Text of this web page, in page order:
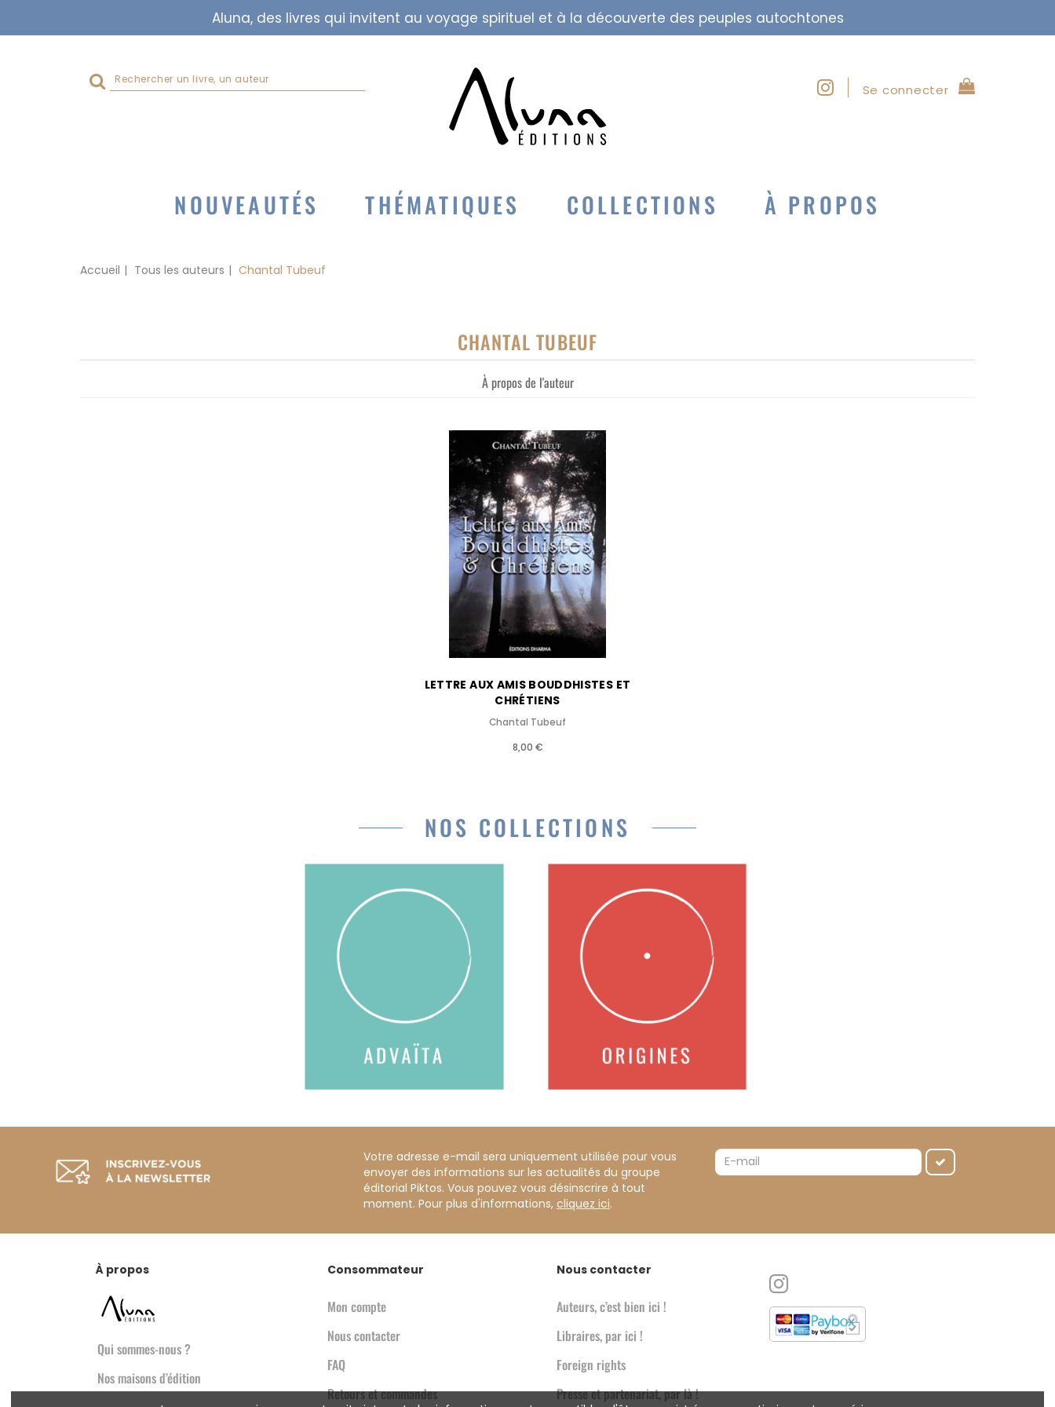
Aluna, des livres qui invitent au voyage spirituel et à la découverte des peuples autochtones
Rechercher
sur
Se connecter
NOUVEAUTÉS THÉMATIQUES COLLECTIONS À PROPOS
Accueil Tous les auteurs Chantal Tubeuf
CHANTAL TUBEUF
À propos de l'auteur
LETTRE AUX AMIS BOUDDHISTES ET
CHRÉTIENS
Chantal Tubeuf
8,00 €
NOS COLLECTIONS
Votre adresse e-mail sera uniquement utilisée pour vous
envoyer des informations sur les actualités du groupe
éditorial Piktos. Vous pouvez vous désinscrire à tout
moment. Pour plus d'informations, cliquez ici.
À propos
Qui sommes-nous ?
Nos maisons d’édition
Consommateur
Mon compte
Nous contacter
FAQ
Retours et commandes
Nous contacter
Auteurs, c’est bien ici !
Libraires, par ici !
Foreign rights
Presse et partenariat, par là !